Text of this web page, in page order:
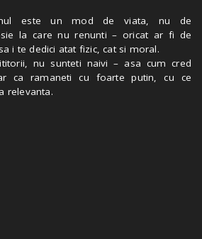
este un mod de viata, nu de
la care nu renunti – oricat ar fi de
i te dedici atat fizic, cat si moral.
nu sunteti naivi – asa cum cred
ca ramaneti cu foarte putin, cu ce
relevanta.